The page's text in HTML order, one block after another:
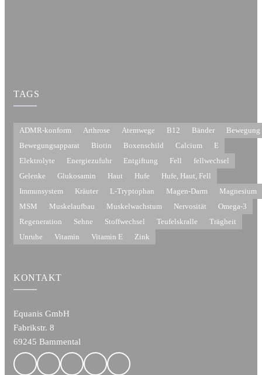
TAGS
ADMR-konform Arthrose Atemwege B12 Bänder
Bewegung
Bewegungsapparat
Biotin Boxenschild Calcium
E
Elektrolyte
Energiezufuhr Entgiftung Fell
fellwechsel
Gelenke
Glukosamin Haut Hufe
Hufe, Haut, Fell
Immunsystem
Kräuter L-Tryptophan Magen-Darm
Magnesium
MSM
Muskelaufbau Muskelwachstum Nervosität
Omega-3
Regeneration
Sehne Stoffwechsel Teufelskralle
Trägheit
Unruhe
Vitamin Vitamin E Zink
KONTAKT
Equanis GmbH
Fabrikstr. 8
69245 Bammental